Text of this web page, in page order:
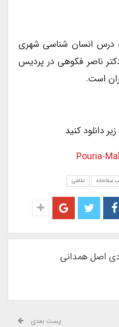
درس انسان شناسی شهری
ناصر فکوهی در پردیس
است.
دانلود کنید
Pouria-
نقاشی
اصل همدانی
پست بعدی